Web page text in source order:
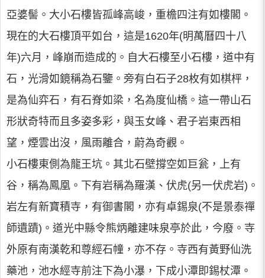
亞婆髻。大小石樓皆孤峰高峻，重檐四注有如樓閣。
現在的大石樓頂平如台，這是1620年(明萬曆四十八
年)六月，峰崩而造成的。自大石樓至小石樓，道中有
石，光滑如鏡稱為石鑒。旁有白石子28枚有如棋枰，
是為仙弈石，有石脊如梁，名為度仙橋。這一帶山石
形狀奇特而且多姿多彩，與玉女峰、君子岩東西相
望，煙雲出沒，風雨離合，蔚為奇觀。
小石樓東側為龍王坑。其北石壁撐空如巨瓮，上有
谷，稱為鳳凰。下有岩稱為羅漢、伏虎(另一伏虎岩)。
岩左有新寶積寺，有御書閣，亦有卓錫泉(不是景泰禪
師遺蹟)。道光中縣令熊炳離建味泉亭於此，今廢。寺
外原有南漢乾和尊經石幢，亦不存。寺西有黃野仙洗
藥池，池水經寺前注下為小瀑，下成小潭即錫杖潭。